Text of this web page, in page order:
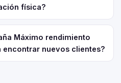
física?
Máximo rendimiento
encontrar nuevos clientes?